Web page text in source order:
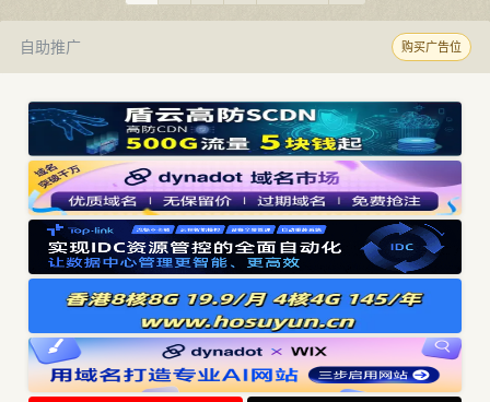
自助推广 购买广告位